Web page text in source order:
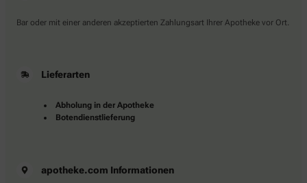
Bar oder mit einer anderen akzeptierten Zahlungsart Ihrer Apotheke vor Ort.
Lieferarten
Abholung in der Apotheke
Botendienstlieferung
apotheke.com Informationen